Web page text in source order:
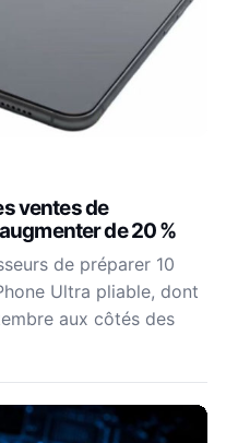
ventes de
de 20 %
de préparer 10
Ultra pliable, dont
aux côtés des